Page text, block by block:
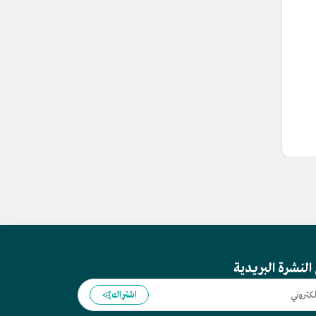
البريدية
اشتراك